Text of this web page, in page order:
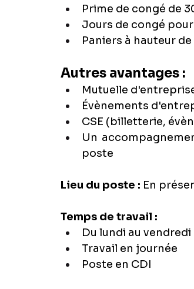
Prime de congé de
Jours de congé
Paniers à hauteur de
Autres avantages :
Mutuelle
Évènements
CSE (billetterie,
Un
poste
Lieu du poste : En
Temps de travail :
Du lundi au vendredi
Travail en journée
Poste en CDI